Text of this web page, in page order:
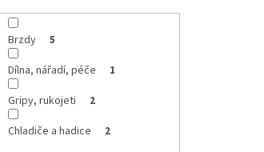
Brzdy 5
Dílna, nářadí, péče 1
Gripy, rukojeti 2
Chladiče a hadice 2